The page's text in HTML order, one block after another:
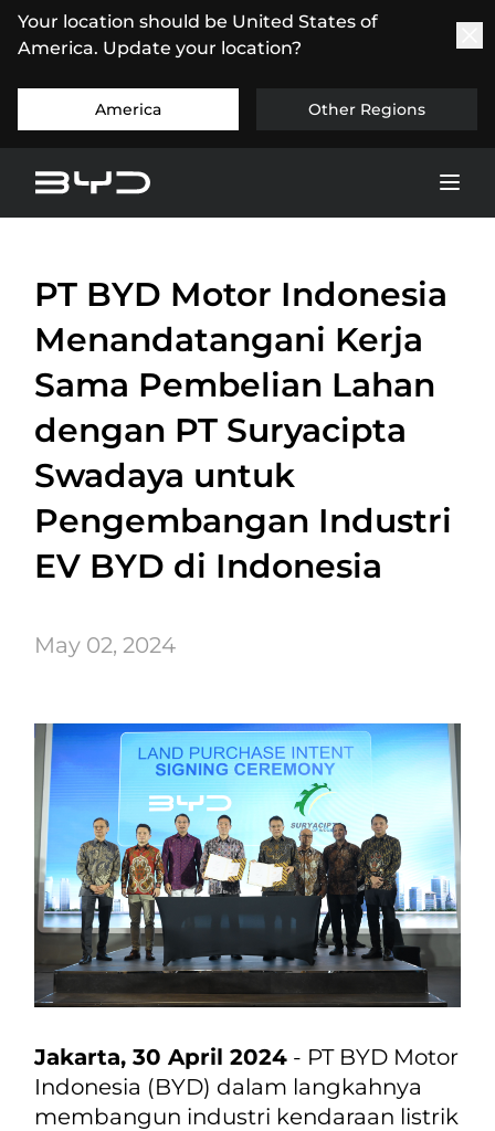
Your location should be United States of
America. Update your location?
America Other Regions
PT BYD Motor Indonesia
Menandatangani Kerja
Sama Pembelian Lahan
dengan PT Suryacipta
Swadaya untuk
Pengembangan Industri
EV BYD di Indonesia
May 02, 2024
Jakarta, 30 April 2024 - PT BYD Motor
Indonesia (BYD) dalam langkahnya
membangun industri kendaraan listrik